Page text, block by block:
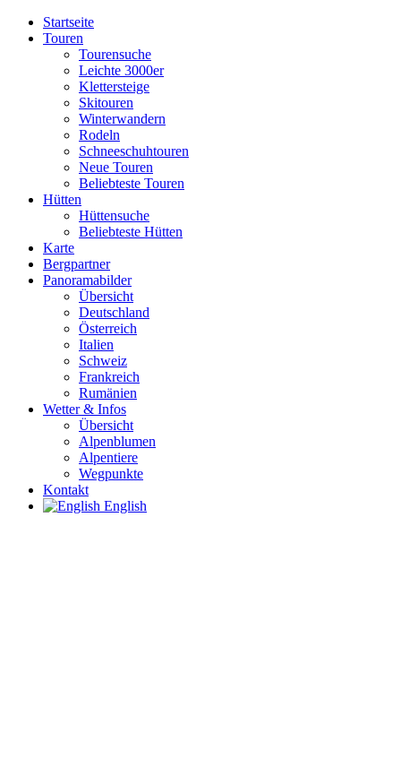
Startseite
Touren
Tourensuche
Leichte 3000er
Klettersteige
Skitouren
Winterwandern
Rodeln
Schneeschuhtouren
Neue Touren
Beliebteste Touren
Hütten
Hüttensuche
Beliebteste Hütten
Karte
Bergpartner
Panoramabilder
Übersicht
Deutschland
Österreich
Italien
Schweiz
Frankreich
Rumänien
Wetter & Infos
Übersicht
Alpenblumen
Alpentiere
Wegpunkte
Kontakt
English